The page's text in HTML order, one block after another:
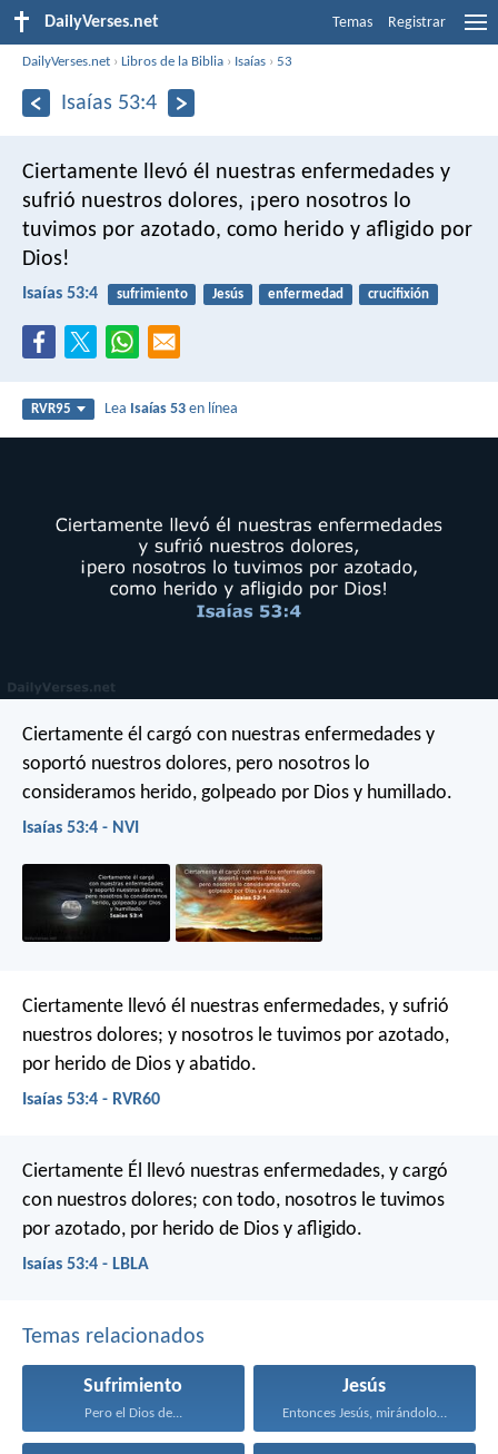
DailyVerses.net Temas Registrar
DailyVerses.net ›Libros de la Biblia › Isaías ›53
Isaías 53:4
Ciertamente llevó él nuestras enfermedades y
sufrió nuestros dolores, ¡pero nosotros lo
tuvimos por azotado, como herido y afligido por
Dios!
Isaías 53:4 sufrimiento Jesús enfermedad crucifixión
RVR95 Lea Isaías 53 en línea
Ciertamente él cargó con nuestras enfermedades y
soportó nuestros dolores, pero nosotros lo
consideramos herido, golpeado por Dios y humillado.
Isaías 53:4 - NVI
Ciertamente llevó él nuestras enfermedades, y sufrió
nuestros dolores; y nosotros le tuvimos por azotado,
por herido de Dios y abatido.
Isaías 53:4 - RVR60
Ciertamente Él llevó nuestras enfermedades, y cargó
con nuestros dolores; con todo, nosotros le tuvimos
por azotado, por herido de Dios y afligido.
Isaías 53:4 - LBLA
Temas relacionados
Sufrimiento
Pero el Dios de...
Jesús
Entonces Jesús, mirándolos, dijo...